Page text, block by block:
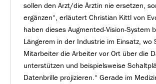
sollen den Arzt/die Ärztin nie ersetzen,
ergänzen“, erläutert Christian Kittl von
haben dieses Augmented-Vision-System
Längerem in der Industrie im Einsatz, wo
Mitarbeiter die Arbeiter vor Ort über die
unterstützen und beispielsweise
Datenbrille projizieren.“ Gerade im